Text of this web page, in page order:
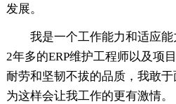
发展。
我是一个工作能力和适应
2年多的ERP维护工程师以及项
耐劳和坚韧不拔的品质，我敢
为这样会让我工作的更有激情。